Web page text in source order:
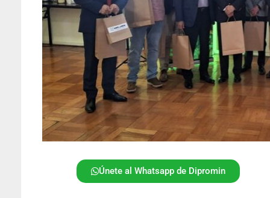
Únete al Whatsapp de Dipromin